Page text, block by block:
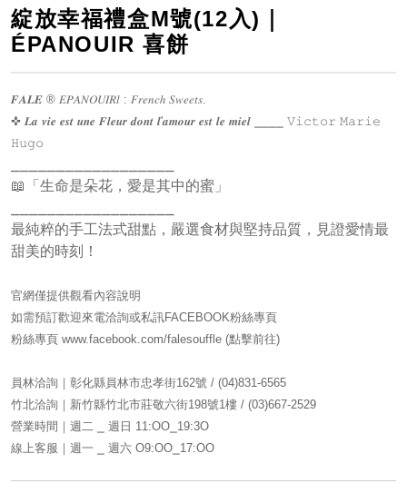
綻放幸福禮盒M號(12入)｜
ÉPANOUIR 喜餅
𝑭𝑨𝑳𝑬 ® 𝐸𝑃𝐴𝑁𝑂𝑈𝐼𝑅𝑙 : 𝐹𝑟𝑒𝑛𝑐ℎ 𝑆𝑤𝑒𝑒𝑡𝑠.
✜ 𝑳𝒂 𝒗𝒊𝒆 𝒆𝒔𝒕 𝒖𝒏𝒆 𝑭𝒍𝒆𝒖𝒓 𝒅𝒐𝒏𝒕 𝒍'𝒂𝒎𝒐𝒖𝒓 𝒆𝒔𝒕 𝒍𝒆 𝒎𝒊𝒆𝒍 ⎯⎯⎯⎯ 𝚅𝚒𝚌𝚝𝚘𝚛 𝙼𝚊𝚛𝚒𝚎
𝙷𝚞𝚐𝚘
📖「生命是朵花，愛是其中的蜜」
最純粹的手工法式甜點，嚴選食材與堅持品質，見證愛情最
甜美的時刻！
官網僅提供觀看內容說明
如需預訂歡迎來電洽詢或私訊FACEBOOK粉絲專頁
粉絲專頁 www.facebook.com/falesouffle (點擊前往)
員林洽詢｜彰化縣員林市忠孝街162號 / (04)831-6565
竹北洽詢｜新竹縣竹北市莊敬六街198號1樓 / (03)667-2529
營業時間｜週二 ⎯ 週日 11:OO⎯19:3O
線上客服｜週一
週六 O9:OO ⎯17:OO